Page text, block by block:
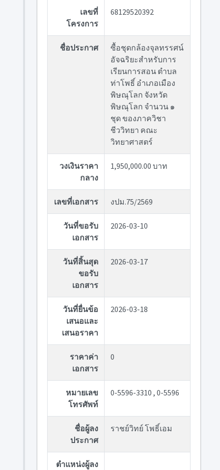
เลขที่
โครงการ
68129520392
ชื่อประกาศ
ซื้อชุดกล้องจุลทรรศน์
อัจฉริยะสำหรับการ
เรียนการสอน ตำบล
ท่าโพธิ์ อำเภอเมือง
พิษณุโลก จังหวัด
พิษณุโลก จำนวน ๑
ชุด ของภาควิชา
ชีววิทยา คณะ
วิทยาศาสตร์
วงเงินราคา
กลาง
1,950,000.00 บาท
เลขที่เอกสาร งปม.75/2569
วันที่ขอรับ
เอกสาร
2026-03-10
วันที่สิ้นสุด
ขอรับ
เอกสาร
2026-03-17
วันที่ยื่นข้อ
เสนอและ
เสนอราคา
2026-03-18
ราคาค่า
เอกสาร
0
หมายเลข
โทรศัพท์
0-5596-3310 , 0-5596
ชื่อผู้ลง
ประกาศ
ราชย์วิทย์ โพธิ์เอม
ตำแหน่งผู้ลง